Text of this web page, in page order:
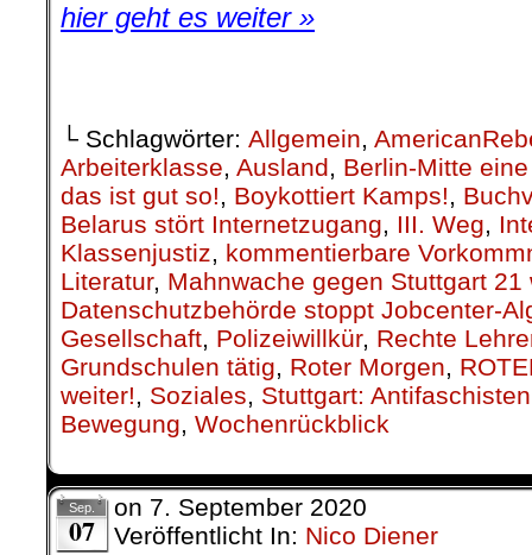
hier geht es weiter »
└ Schlagwörter: Allgemein,
Arbeiterklasse, Ausland, Berlin-Mitte
das ist gut so!, Boykottiert Kamps!,
Belarus stört Internetzugang, III. Weg,
Klassenjustiz, kommentierbare
Literatur, Mahnwache gegen Stuttgart 21
Datenschutzbehörde stoppt Jobcenter-
Gesellschaft, Polizeiwillkür, Rechte
Grundschulen tätig, Roter Morgen,
weiter!, Soziales, Stuttgart:
Bewegung, Wochenrückblick
Sep.
07
on 7. September 2020
Veröffentlicht In: Nico Diener